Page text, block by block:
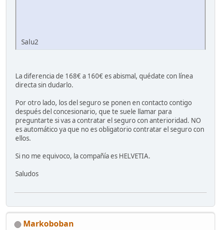
Salu2
La diferencia de 168€ a 160€ es abismal, quédate con línea
directa sin dudarlo.
Por otro lado, los del seguro se ponen en contacto contigo
después del concesionario, que te suele llamar para
preguntarte si vas a contratar el seguro con anterioridad. NO
es automático ya que no es obligatorio contratar el seguro con
ellos.
Si no me equivoco, la compañía es HELVETIA.
Saludos
Markoboban